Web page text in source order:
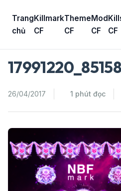
content
Trang
chủ
Killmark
CF
Theme
CF
Mod
CF
CF
26/04/2017 1 phút đọc